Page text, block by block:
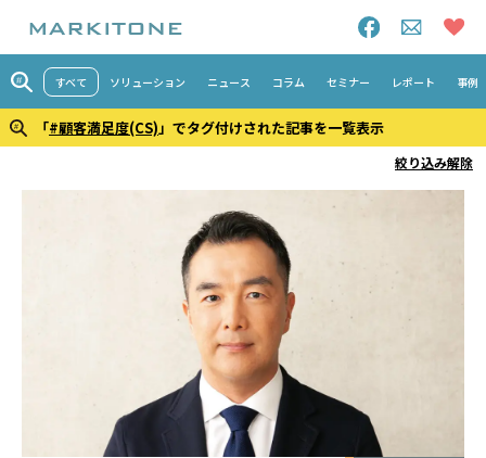
すべて ソリューション ニュース コラム セミナー レポート 事例
「#顧客満足度(CS) 」でタグ付けされた記事を一覧表示
絞り込み解除